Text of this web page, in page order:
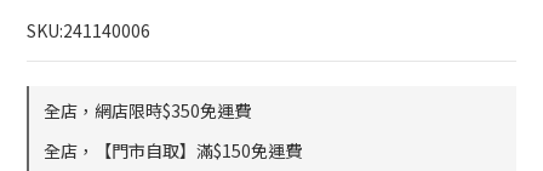
SKU:241140006
全店，網店限時$350免運費
全店，【門市自取】滿$150免運費